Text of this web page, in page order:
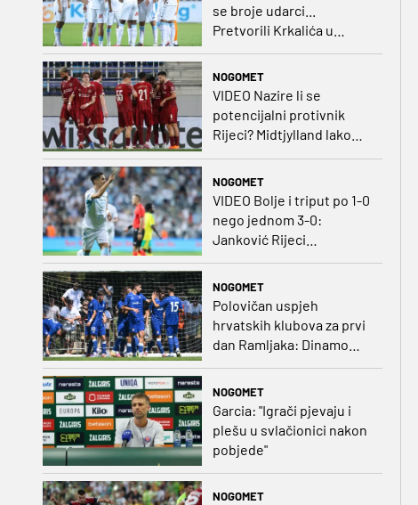
se broje udarci...
Pretvorili Krkalića u
NOGOMET
VIDEO Nazire li se
potencijalni protivnik
Rijeci? Midtjylland lako
NOGOMET
VIDEO Bolje i triput po 1-0
nego jednom 3-0:
Janković Rijeci
projektilom donio slavlje
protivnika
NOGOMET
Polovičan uspjeh
hrvatskih klubova za prvi
dan Ramljaka: Dinamo
poražen od Juventusa,
NOGOMET
Garcia: "Igrači pjevaju i
plešu u svlačionici nakon
pobjede"
NOGOMET